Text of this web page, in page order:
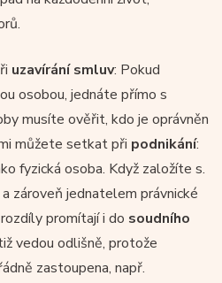
uzavírání smluv: Pokud
osobou, jednáte přímo s
musíte ověřit, kdo je oprávněn
můžete setkat při podnikání:
fyzická osoba. Když založíte s.
zároveň jednatelem právnické
promítají i do soudního
vedou odlišně, protože
zastoupena, např.